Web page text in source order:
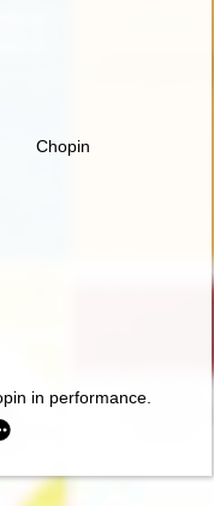
Szymanowski :
Chopin
Chopina
in performance.
Nauczyciel Fryderyka